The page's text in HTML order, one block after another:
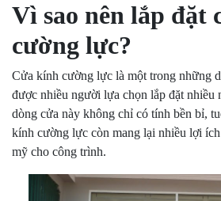
Vì sao nên lắp đặt
cường lực?
Cửa kính cường lực là một trong những
được nhiều người lựa chọn lắp đặt nhiều
dòng cửa này không chỉ có tính bền bỉ,
kính cường lực còn mang lại nhiều lợi
mỹ cho công trình.